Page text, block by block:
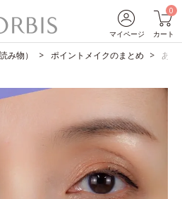
マイページ
0
カート
み物） ポイントメイクのまとめ あな